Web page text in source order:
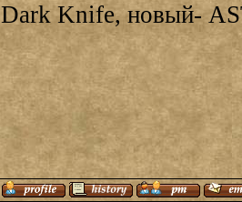
Dark Knife, новый-